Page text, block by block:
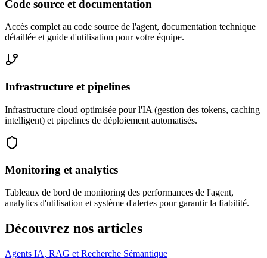
Code source et documentation
Accès complet au code source de l'agent, documentation technique
détaillée et guide d'utilisation pour votre équipe.
Infrastructure et pipelines
Infrastructure cloud optimisée pour l'IA (gestion des tokens, caching
intelligent) et pipelines de déploiement automatisés.
Monitoring et analytics
Tableaux de bord de monitoring des performances de l'agent,
analytics d'utilisation et système d'alertes pour garantir la fiabilité.
Découvrez nos articles
Agents IA, RAG et Recherche Sémantique